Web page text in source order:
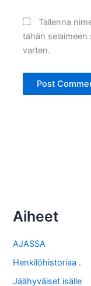
Tallenna
tähän selaimeen
varten.
Aiheet
AJASSA
Henkilöhistoriaa .
Jäähyväiset isälle